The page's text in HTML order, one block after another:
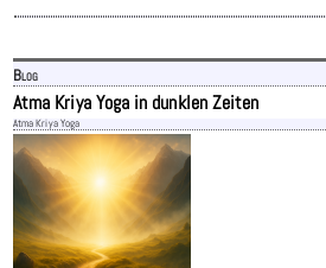
Blog
Atma Kriya Yoga in dunklen Zeiten
Atma Kriya Yoga